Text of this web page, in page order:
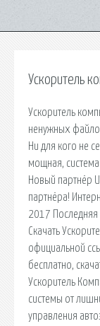
Ускоритель
Ускоритель
ненужных
Ни для кого не
мощная, система
Новый партнёр
партнёра!
2017 Последняя
Скачать
официальной
бесплатно,
Ускоритель
системы от
управления